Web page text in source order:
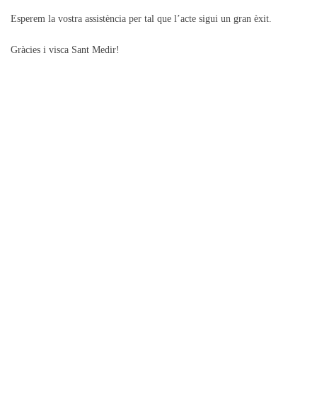
Esperem la vostra assistència per tal que l’acte sigui un gran èxit.
Gràcies i visca Sant Medir!